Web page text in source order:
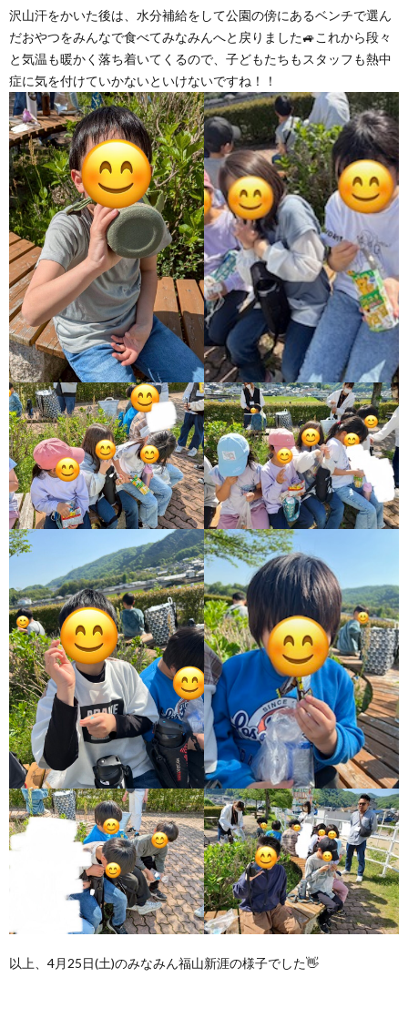
沢山汗をかいた後は、水分補給をして公園の傍にあるベンチで選ん
だおやつをみんなで食べてみなみんへと戻りました🚙これから段々
と気温も暖かく落ち着いてくるので、子どもたちもスタッフも熱中
症に気を付けていかないといけないですね！！
以上、4月25日(土)のみなみん福山新涯の様子でした👋